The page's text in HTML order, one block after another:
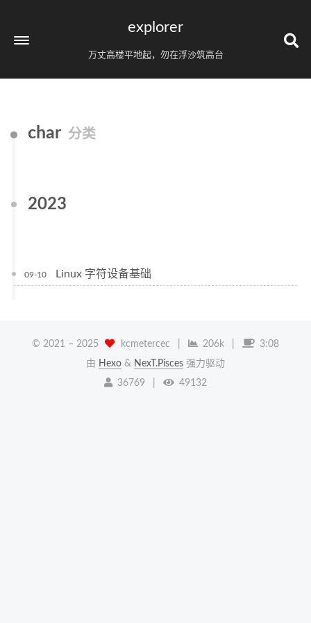
explorer
万丈高楼平地起，勿在浮沙筑高台
char 分类
2023
09-10 Linux 字符设备基础
© 2021 – 2025 kcmetercec 206k
3:08
由 Hexo & NexT.Pisces 强力驱动
36769
49132